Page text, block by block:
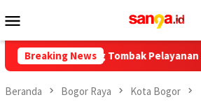
ke
kontenMobile
Breaking News
Tombak Pelayanan Kesehatan
Beranda Bogor Raya Kota Bogor